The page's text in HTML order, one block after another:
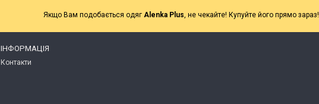
Якщо Вам подобається одяг Alenka Plus , не чекайте! Купуйте його прямо зараз!
ІНФОРМАЦІЯ
Контакти